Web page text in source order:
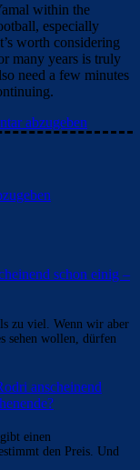
within the
especially
worth considering
many years is truly
need a few minutes
abzugeben
schon einig –
zu viel. Wenn wir aber
sehen wollen, dürfen
anscheinend
einen
den Preis. Und